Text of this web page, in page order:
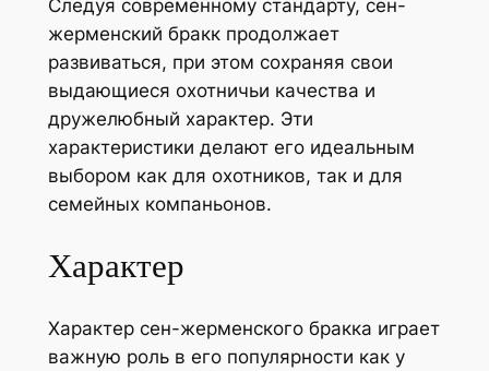
Следуя современному стандарту, сен-
жерменский бракк продолжает
развиваться, при этом сохраняя свои
выдающиеся охотничьи качества и
дружелюбный характер. Эти
характеристики делают его идеальным
выбором как для охотников, так и для
семейных компаньонов.
Характер
Характер сен-жерменского бракка играет
важную роль в его популярности как у